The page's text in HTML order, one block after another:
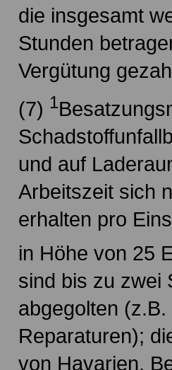
die insgesamt
Stunden
Vergütung
(7) 1
und auf
Arbeitszeit sich
erhalten pro
in Höhe von 25
sind bis zu zwei
abgegolten
Reparaturen);
von Havarien,